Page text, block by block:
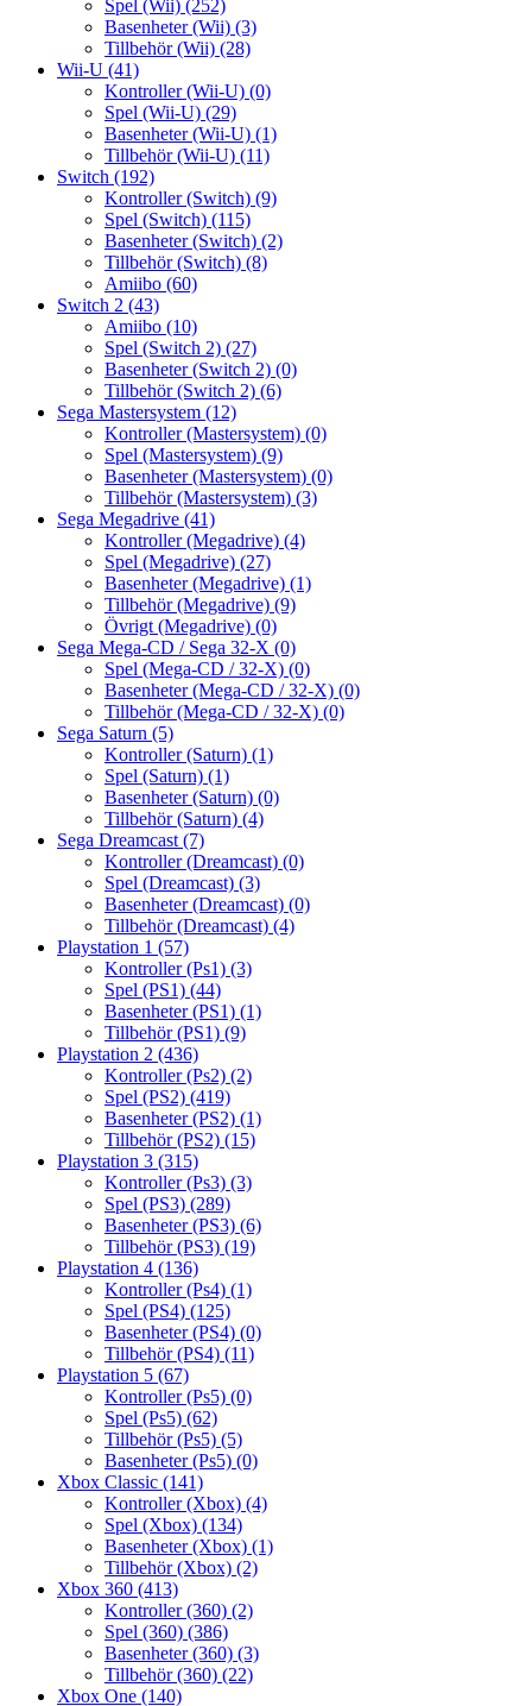
Spel (Wii) (252)
Basenheter (Wii) (3)
Tillbehör (Wii) (28)
Wii-U (41)
Kontroller (Wii-U) (0)
Spel (Wii-U) (29)
Basenheter (Wii-U) (1)
Tillbehör (Wii-U) (11)
Switch (192)
Kontroller (Switch) (9)
Spel (Switch) (115)
Basenheter (Switch) (2)
Tillbehör (Switch) (8)
Amiibo (60)
Switch 2 (43)
Amiibo (10)
Spel (Switch 2) (27)
Basenheter (Switch 2) (0)
Tillbehör (Switch 2) (6)
Sega Mastersystem (12)
Kontroller (Mastersystem) (0)
Spel (Mastersystem) (9)
Basenheter (Mastersystem) (0)
Tillbehör (Mastersystem) (3)
Sega Megadrive (41)
Kontroller (Megadrive) (4)
Spel (Megadrive) (27)
Basenheter (Megadrive) (1)
Tillbehör (Megadrive) (9)
Övrigt (Megadrive) (0)
Sega Mega-CD / Sega 32-X (0)
Spel (Mega-CD / 32-X) (0)
Basenheter (Mega-CD / 32-X) (0)
Tillbehör (Mega-CD / 32-X) (0)
Sega Saturn (5)
Kontroller (Saturn) (1)
Spel (Saturn) (1)
Basenheter (Saturn) (0)
Tillbehör (Saturn) (4)
Sega Dreamcast (7)
Kontroller (Dreamcast) (0)
Spel (Dreamcast) (3)
Basenheter (Dreamcast) (0)
Tillbehör (Dreamcast) (4)
Playstation 1 (57)
Kontroller (Ps1) (3)
Spel (PS1) (44)
Basenheter (PS1) (1)
Tillbehör (PS1) (9)
Playstation 2 (436)
Kontroller (Ps2) (2)
Spel (PS2) (419)
Basenheter (PS2) (1)
Tillbehör (PS2) (15)
Playstation 3 (315)
Kontroller (Ps3) (3)
Spel (PS3) (289)
Basenheter (PS3) (6)
Tillbehör (PS3) (19)
Playstation 4 (136)
Kontroller (Ps4) (1)
Spel (PS4) (125)
Basenheter (PS4) (0)
Tillbehör (PS4) (11)
Playstation 5 (67)
Kontroller (Ps5) (0)
Spel (Ps5) (62)
Tillbehör (Ps5) (5)
Basenheter (Ps5) (0)
Xbox Classic (141)
Kontroller (Xbox) (4)
Spel (Xbox) (134)
Basenheter (Xbox) (1)
Tillbehör (Xbox) (2)
Xbox 360 (413)
Kontroller (360) (2)
Spel (360) (386)
Basenheter (360) (3)
Tillbehör (360) (22)
Xbox One (140)